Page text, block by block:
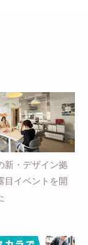
新・デザイン拠
目イベントを開